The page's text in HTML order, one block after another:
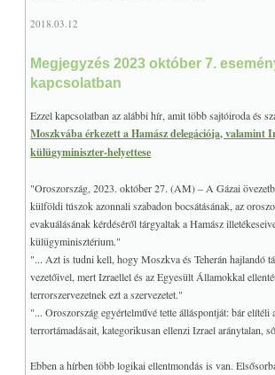
2018.03.12
Megjegyzés 2023 október 7.
kapcsolatban
Ezzel kapcsolatban az alábbi hír, amit több sajtóiroda és
Moszkvába érkezett a Hamász delegációja, valamint
külügyminiszter-helyettese
"Oroszország, 2023. október 27. (AM) – A Gázai
külföldi túszok azonnali szabadon bocsátásának, az
evakuálásának kérdéséről tárgyaltak a Hamász
külügyminisztérium."
"... Azt is tudni kell, hogy Moszkva és Teherán hajlandó
vezetőivel, mert Izraellel és az Egyesült Államokkal
terrorszervezetnek ezt a szervezetet."
"... Oroszország egyértelművé tette álláspontját: bár elítéli
terrortámadásait, kategorikusan ellenzi Izrael aránytalan,
Ebben a hírben több logikai ellentmondás is van.